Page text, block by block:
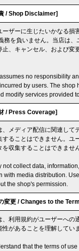
/ Shop Disclaimer]
ーザーに生じたいかなる損
務を負いません。当店は、
止、キャンセル、および変
no responsibility
by users. The shop
modify services provided
/ Press Coverage]
、メディア配信に関連して
することはできません。ユ
を収集することはできません
not collect data,
with media distribution.
the shop's permission.
変更 / Changes to the
、利用規約がユーザーへの
性があることを理解してい
that the terms of